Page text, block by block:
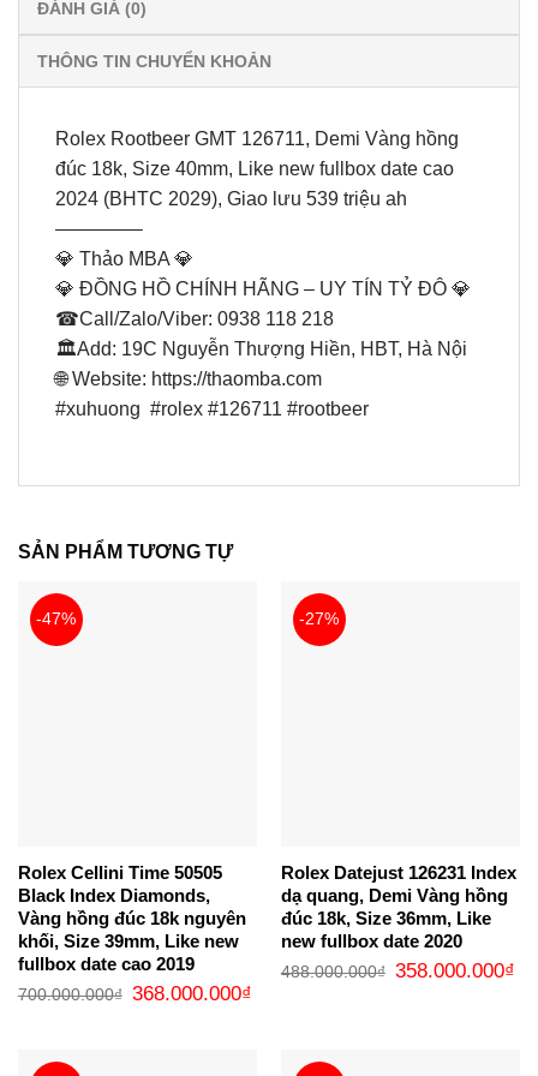
ĐÁNH GIÁ (0)
THÔNG TIN CHUYỂN KHOẢN
Rolex Rootbeer GMT 126711, Demi Vàng hồng
đúc 18k, Size 40mm, Like new fullbox date cao
2024 (BHTC 2029), Giao lưu 539 triệu ah
————–
💎 Thảo MBA 💎
💎 ĐỒNG HỒ CHÍNH HÃNG – UY TÍN TỶ ĐÔ 💎
☎Call/Zalo/Viber: 0938 118 218
🏛Add: 19C Nguyễn Thượng Hiền, HBT, Hà Nội
🌐 Website: https://thaomba.com
#xuhuong #rolex #126711 #rootbeer
SẢN PHẨM TƯƠNG TỰ
-47%
Rolex Cellini Time 50505
Black Index Diamonds,
Vàng hồng đúc 18k nguyên
khối, Size 39mm, Like new
fullbox date cao 2019
700.000.000₫
Giá
gốc
368.000.000₫Giá
-27%
Rolex Datejust 126231 Index
dạ quang, Demi Vàng hồng
đúc 18k, Size 36mm, Like
new fullbox date 2020
488.000.000₫
Giá
gốc
358.000.000₫